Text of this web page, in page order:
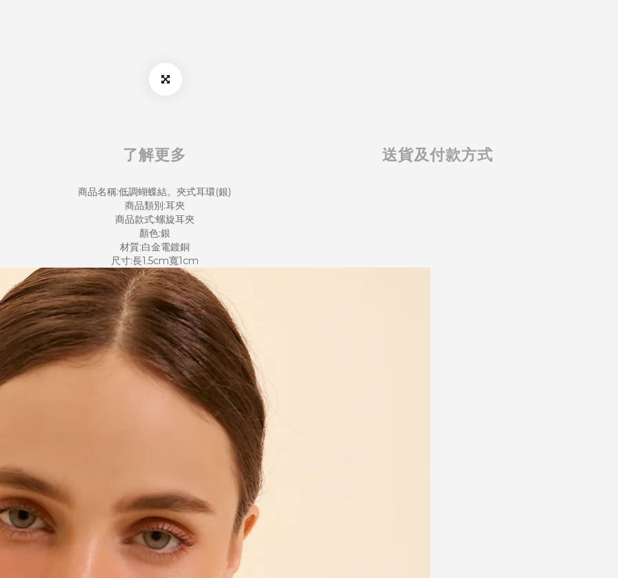
了解更多 送貨及付款方式
商品名稱:低調蝴蝶結。夾式耳環(銀)
商品類別:耳夾
商品款式:螺旋耳夾
顏色:銀
材質:白金電鍍銅
尺寸:長1.5cm寬1cm